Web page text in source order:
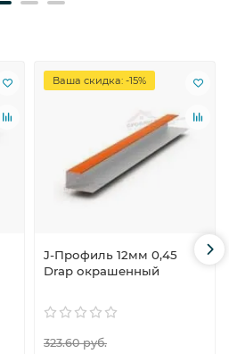
Ваша скидка: -15%
J-Профиль 12мм 0,45
Drap окрашенный
323.60 руб.